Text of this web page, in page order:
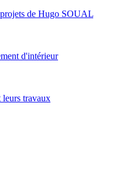
de Hugo SOUAL
d'intérieur
leurs travaux